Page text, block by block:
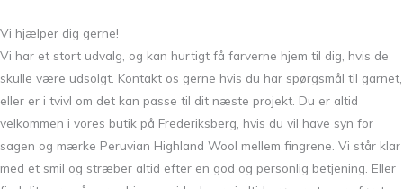
Vi hjælper dig gerne!
Vi har et stort udvalg, og kan hurtigt få farverne hjem til dig, hvis de
skulle være udsolgt. Kontakt os gerne hvis du har spørgsmål til garnet,
eller er i tvivl om det kan passe til dit næste projekt. Du er altid
velkommen i vores butik på Frederiksberg, hvis du vil have syn for
sagen og mærke Peruvian Highland Wool mellem fingrene. Vi står klar
med et smil og stræber altid efter en god og personlig betjening. Eller